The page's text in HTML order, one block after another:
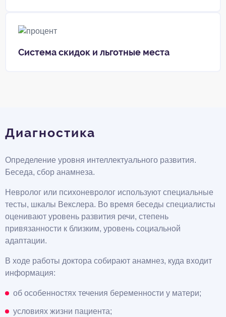
Система скидок и льготные места
Диагностика
Определение уровня интеллектуального развития.
Беседа, сбор анамнеза.
Невролог или психоневролог используют специальные
тесты, шкалы Векслера. Во время беседы специалисты
оценивают уровень развития речи, степень
привязанности к близким, уровень социальной
адаптации.
В ходе работы доктора собирают анамнез, куда входит
информация:
об особенностях течения беременности у матери;
условиях жизни пациента;